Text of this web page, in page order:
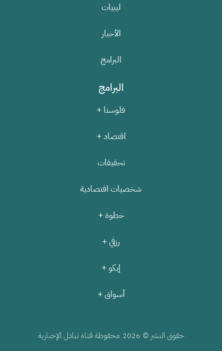
ليبيات
الأخبار
البرامج
البرامج
فلوسنا +
اقتصاد +
تحقيقات
شخصيات اقتصادية
خطوة +
رزقي +
إيكو +
أسواق +
حقوق النشر © 2026 محفوظة قناة تبادل الإخبارية